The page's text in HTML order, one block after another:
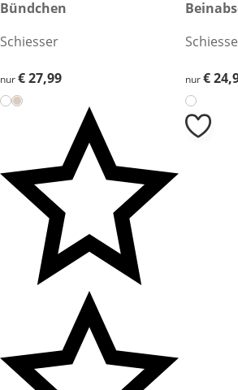
Bündchen
Schiesser
€ 27,99
nur€ 27,99 € 24,99
nur€